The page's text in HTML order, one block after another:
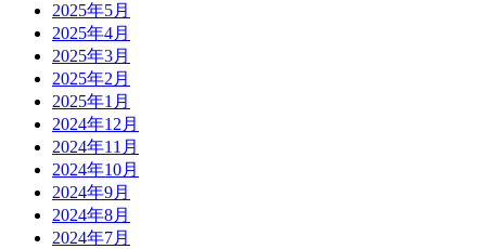
2025年5月
2025年4月
2025年3月
2025年2月
2025年1月
2024年12月
2024年11月
2024年10月
2024年9月
2024年8月
2024年7月